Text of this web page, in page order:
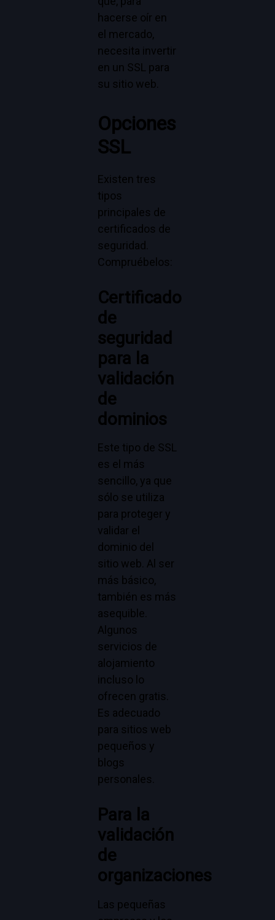
hacerse oír en
el mercado,
necesita invertir
en un SSL para
su sitio web.
Opciones
SSL
Existen tres
tipos
principales de
certificados de
seguridad.
Compruébelos:
Certificado
de
seguridad
para la
validación
de
dominios
Este tipo de SSL
es el más
sencillo, ya que
sólo se utiliza
para proteger y
validar el
dominio del
sitio web. Al ser
más básico,
también es más
asequible.
Algunos
servicios de
alojamiento
incluso lo
ofrecen gratis.
Es adecuado
para sitios web
pequeños y
blogs
personales.
Para la
validación
de
organizaciones
Las pequeñas